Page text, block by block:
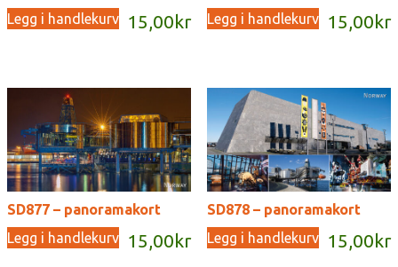
15,00 kr
Legg i handlekurv 15,00 kr
Legg i handlekurv
SD877 – panoramakort
15,00 kr
Legg i handlekurv
SD878 – panoramakort
15,00 kr
Legg i handlekurv